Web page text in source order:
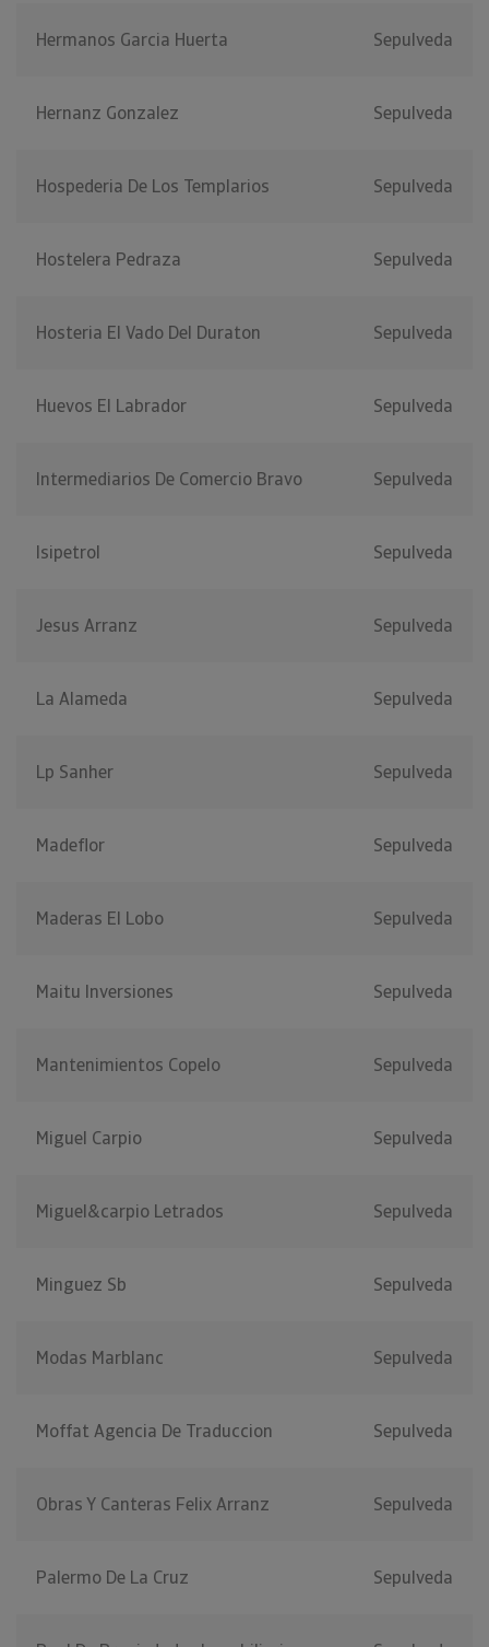
Hermanos Garcia Huerta Sepulveda
Hernanz Gonzalez Sepulveda
Hospederia De Los Templarios Sepulveda
Hostelera Pedraza Sepulveda
Hosteria El Vado Del Duraton Sepulveda
Huevos El Labrador Sepulveda
Intermediarios De Comercio Bravo Sepulveda
Isipetrol Sepulveda
Jesus Arranz Sepulveda
La Alameda Sepulveda
Lp Sanher Sepulveda
Madeflor Sepulveda
Maderas El Lobo Sepulveda
Maitu Inversiones Sepulveda
Mantenimientos Copelo Sepulveda
Miguel Carpio Sepulveda
Miguel&carpio Letrados Sepulveda
Minguez Sb Sepulveda
Modas Marblanc Sepulveda
Moffat Agencia De Traduccion Sepulveda
Obras Y Canteras Felix Arranz Sepulveda
Palermo De La Cruz Sepulveda